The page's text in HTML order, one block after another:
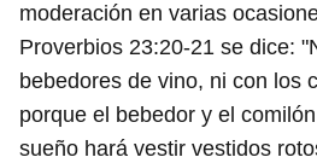
moderación en varias
Proverbios 23:20-21 se dice:
bebedores de vino, ni con los
porque el bebedor y el
sueño hará vestir vestidos